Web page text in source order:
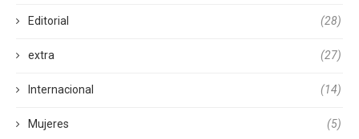
Editorial (28)
extra (27)
Internacional (14)
Mujeres (5)